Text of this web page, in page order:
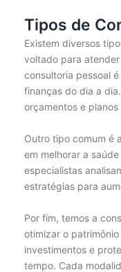
Tipos de
Existem diversos
voltado para
consultoria pessoal
finanças do dia a
orçamentos e
Outro tipo comum é
em melhorar a
especialistas
estratégias para
Por fim, temos a
otimizar o
investimentos e
tempo. Cada